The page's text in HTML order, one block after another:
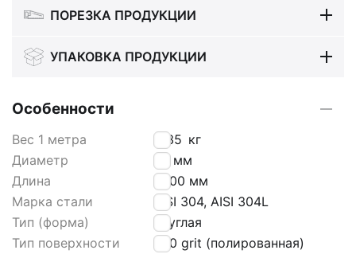
ПОРЕЗКА ПРОДУКЦИИ
УПАКОВКА ПРОДУКЦИИ
Особенности
Вес 1 метра 1,135 кг
Диаметр
32 мм
Длина
6000 мм
Марка стали
AISI 304, AISI 304L
Тип (форма)
круглая
Тип поверхности
600 grit (полированная)